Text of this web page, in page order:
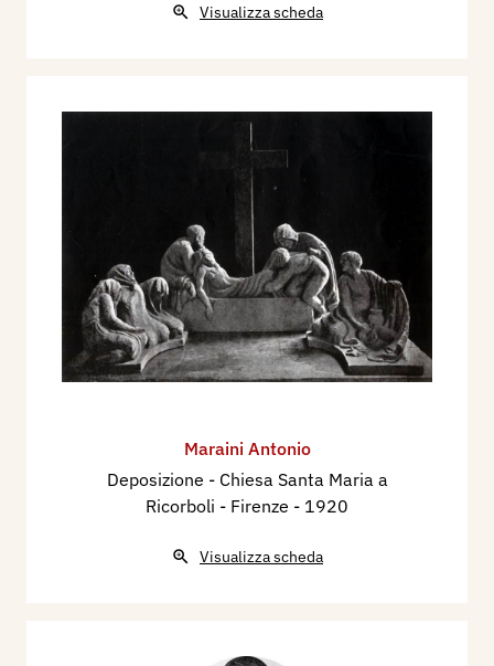
Visualizza scheda
Maraini Antonio
Deposizione - Chiesa Santa Maria a
Ricorboli - Firenze - 1920
Visualizza scheda